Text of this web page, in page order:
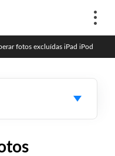
fotos excluídas iPad iPod